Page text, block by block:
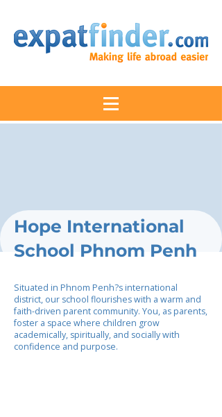
Hope International
School Phnom Penh
Situated in Phnom Penh?s international
district, our school flourishes with a warm and
faith-driven parent community. You, as parents,
foster a space where children grow
academically, spiritually, and socially with
confidence and purpose.